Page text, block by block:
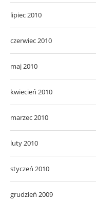
lipiec 2010
czerwiec 2010
maj 2010
kwiecień 2010
marzec 2010
luty 2010
styczeń 2010
grudzień 2009